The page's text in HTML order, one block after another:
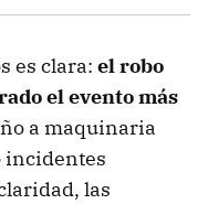
es clara: el robo
el evento más
a maquinaria
incidentes
las